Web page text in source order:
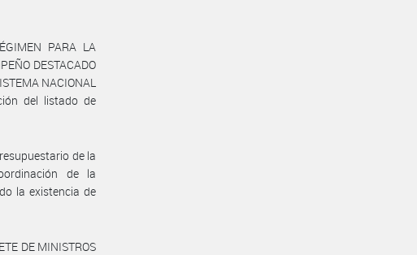
PARA LA
DESTACADO
NACIONAL
del listado de
de la
de la
la existencia de
DE MINISTROS